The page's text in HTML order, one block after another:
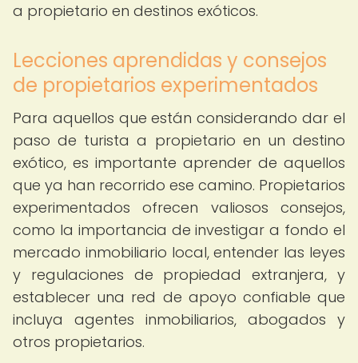
a propietario en destinos exóticos.
Lecciones aprendidas y consejos
de propietarios experimentados
Para aquellos que están considerando dar el
paso de turista a propietario en un destino
exótico, es importante aprender de aquellos
que ya han recorrido ese camino. Propietarios
experimentados ofrecen valiosos consejos,
como la importancia de investigar a fondo el
mercado inmobiliario local, entender las leyes
y regulaciones de propiedad extranjera, y
establecer una red de apoyo confiable que
incluya agentes inmobiliarios, abogados y
otros propietarios.